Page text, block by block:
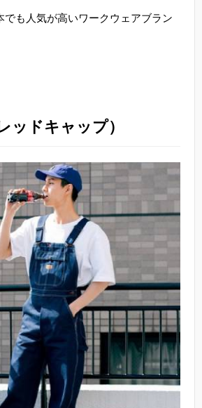
でも人気が高いワークウェアブラン
ッドキャップ）